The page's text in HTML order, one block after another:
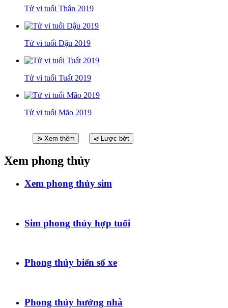
Tử vi tuổi Thân 2019
Tử vi tuổi Dậu 2019
Tử vi tuổi Tuất 2019
Tử vi tuổi Mão 2019
⋟ Xem thêm ⋞ Lược bớt
Xem phong thủy
Xem phong thủy sim
Sim phong thủy hợp tuổi
Phong thủy biển số xe
Phong thủy hướng nhà